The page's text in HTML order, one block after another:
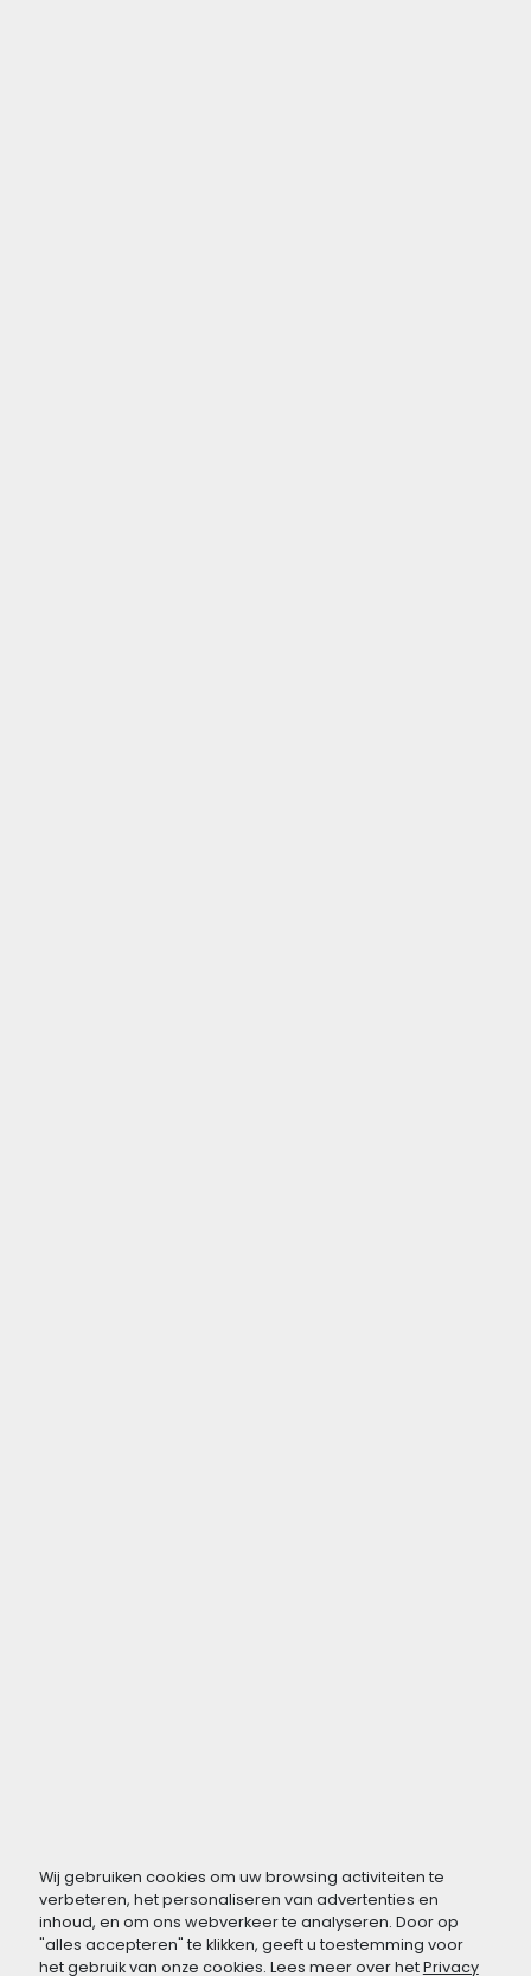
Wij gebruiken cookies om uw browsing activiteiten te
verbeteren, het personaliseren van advertenties en
inhoud, en om ons webverkeer te analyseren. Door op
"alles accepteren" te klikken, geeft u toestemming voor
het gebruik van onze cookies. Lees meer over hetPrivacy